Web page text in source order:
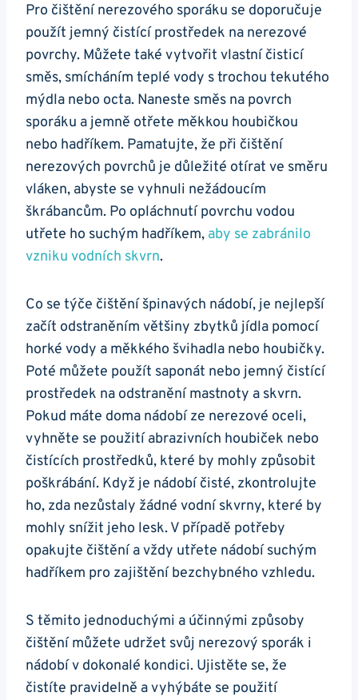
Pro ‌čištění nerezového ⁢sporáku ‍se ‍doporučuje‍
použít jemný čistící ​prostředek na nerezové​
povrchy. Můžete také vytvořit vlastní čisticí
‍směs, smícháním ‌teplé ‍vody s trochou tekutého
mýdla‌ nebo octa. Naneste směs⁤ na povrch
‍sporáku a jemně ⁣otřete měkkou houbičkou
nebo hadříkem. Pamatujte, že při čištění‍
nerezových povrchů je⁣ důležité otírat ve​ směru⁣
vláken, ‍abyste se⁣ vyhnuli⁤ nežádoucím
škrábancům.‌ Po opláchnutí povrchu vodou
utřete ho suchým hadříkem, aby se⁢ zabránilo
vzniku ⁣vodních skvrn.
Co se týče čištění špinavých nádobí, je nejlepší
začít odstraněním většiny zbytků jídla pomocí
horké vody a měkkého ​švihadla nebo houbičky.⁤
Poté můžete použít saponát nebo jemný čistící
prostředek ⁤na odstranění mastnoty a skvrn.
Pokud máte​ doma ⁤nádobí ze nerezové‌ oceli,
vyhněte ⁣se použití abrazivních houbiček‌ nebo
⁢čistících prostředků, které by mohly způsobit⁤
poškrábání. Když je ​nádobí čisté, zkontrolujte
ho, zda nezůstaly žádné vodní skvrny, které by
mohly snížit ‍jeho lesk. V případě potřeby
opakujte‍ čištění a vždy utřete nádobí suchým ​
hadříkem pro zajištění bezchybného vzhledu.
S těmito jednoduchými a ‍účinnými způsoby
čištění můžete udržet svůj nerezový sporák i
‍nádobí v dokonalé kondici. Ujistěte⁣ se, že
čistíte pravidelně ‌a vyhýbáte se použití